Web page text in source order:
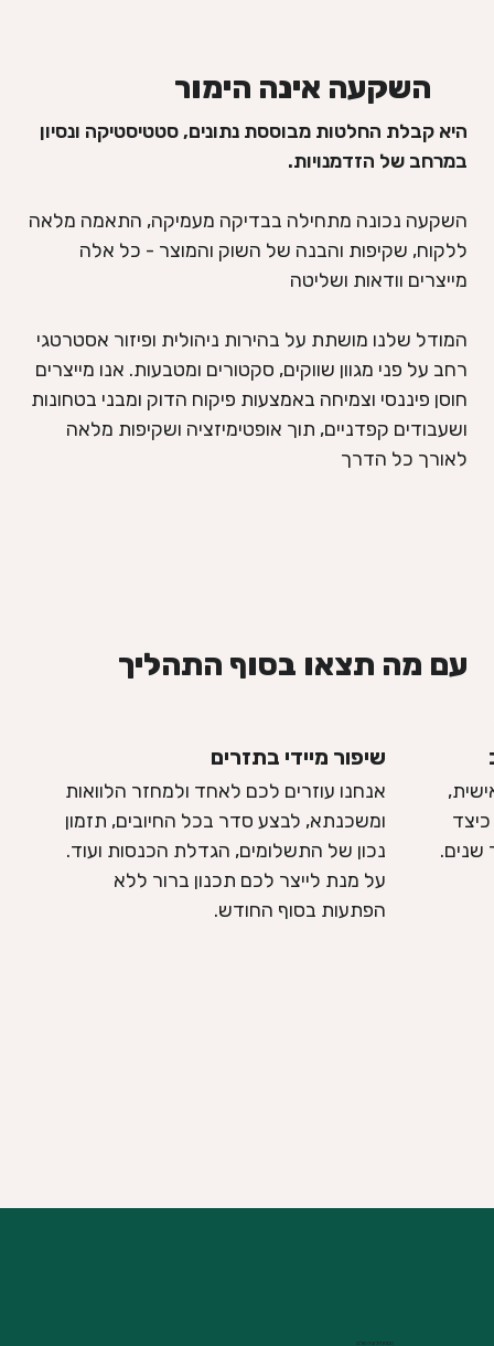
השקעה אינה הימור
היא קבלת החלטות מבוססת נתונים, סטטיסטיקה ונסיון
במרחב של הזדמנויות.
השקעה נכונה מתחילה בבדיקה מעמיקה, התאמה מלאה
ללקוח, שקיפות והבנה של השוק והמוצר - כל אלה
מייצרים וודאות ושליטה
המודל שלנו מושתת על בהירות ניהולית ופיזור אסטרטגי
רחב על פני מגוון שווקים, סקטורים ומטבעות. אנו מייצרים
חוסן פיננסי וצמיחה באמצעות פיקוח הדוק ומבני בטחונות
ושעבודים קפדניים, תוך אופטימיזציה ושקיפות מלאה
לאורך כל הדרך
עם מה תצאו בסוף התהליך
שיפור מיידי בתזרים
אנחנו עוזרים לכם לאחד ולמחזר הלוואות
ומשכנתא, לבצע סדר בכל החיובים, תזמון
נכון של התשלומים, הגדלת הכנסות ועוד.
על מנת לייצר לכם תכנון ברור ללא
הפתעות בסוף החודש.
שנים.
המתודולוגיה שלנו